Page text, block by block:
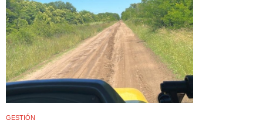
GESTIÓN